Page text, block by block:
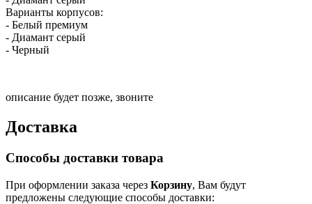
Варианты корпусов:
- Белый премиум
- Диамант серый
- Черный
описание будет позже, звоните
Доставка
Способы доставки товара
При оформлении заказа через Корзину, Вам будут
предложены следующие способы доставки: